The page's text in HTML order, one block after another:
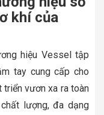
khí của
hiệu Vessel tập
tay cung cấp cho
triển vươn xa ra toàn
lượng, đa dạng